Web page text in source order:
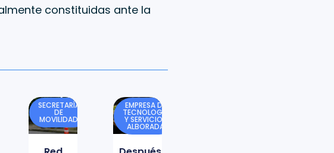
constituidas ante la
SECRETARÍA
DE
MOVILIDAD
EMPRESA DE
TECNOLOGÍA
Y SERVICIOS
ALBORADA